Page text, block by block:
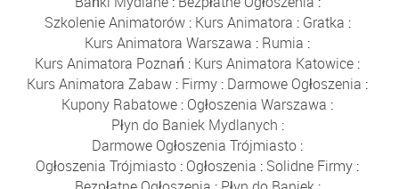
Szkolenie Animatorów: Kurs Animatora : Gratka :
Kurs Animatora Warszawa : Rumia :
Kurs Animatora Poznań : Kurs Animatora Katowice :
Kurs Animatora Zabaw : Firmy : Darmowe Ogłoszenia :
Kupony Rabatowe : Ogłoszenia Warszawa :
Płyn do Baniek Mydlanych :
Darmowe Ogłoszenia Trójmiasto :
Ogłoszenia Trójmiasto : Ogłoszenia : Solidne Firmy :